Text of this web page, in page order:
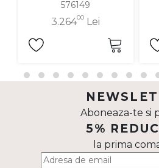
576149
3.26400 Lei
Aboneaza-te si
5%
la prima